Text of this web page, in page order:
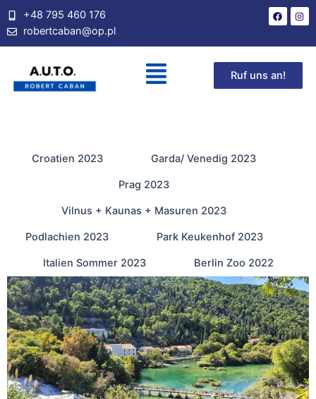
+48 795 460 176
robertcaban@op.pl
Ruf uns an!
Croatien 2023 Garda/ Venedig 2023
Prag 2023
Vilnus + Kaunas + Masuren 2023
Podlachien 2023 Park Keukenhof 2023
Italien Sommer 2023 Berlin Zoo 2022